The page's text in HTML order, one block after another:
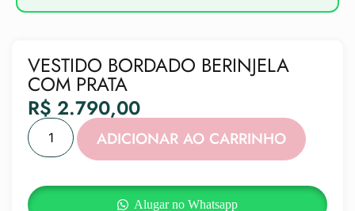
VESTIDO BORDADO BERINJELA
COM PRATA
R$ 2.790,00
ADICIONAR AO CARRINHO
Alugar no Whatsapp